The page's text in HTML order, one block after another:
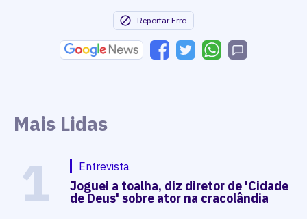
Reportar Erro
Mais Lidas
1 Entrevista
Joguei a toalha, diz diretor de 'Cidade
de Deus' sobre ator na cracolândia